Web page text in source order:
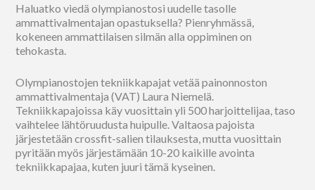
Haluatko viedä olympianostosi uudelle tasolle
ammattivalmentajan opastuksella? Pienryhmässä,
kokeneen ammattilaisen silmän alla oppiminen on
tehokasta.
Olympianostojen tekniikkapajat vetää painonnoston
ammattivalmentaja (VAT) Laura Niemelä.
Tekniikkapajoissa käy vuosittain yli 500 harjoittelijaa, taso
vaihtelee lähtöruudusta huipulle. Valtaosa pajoista
järjestetään crossfit-salien tilauksesta, mutta vuosittain
pyritään myös järjestämään 10-20 kaikille avointa
tekniikkapajaa, kuten juuri tämä kyseinen.